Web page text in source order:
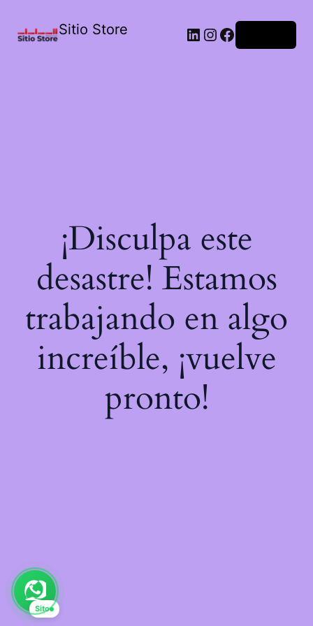
Sitio Store
¡Disculpa este
desastre! Estamos
trabajando en algo
increíble, ¡vuelve
pronto!
Sito